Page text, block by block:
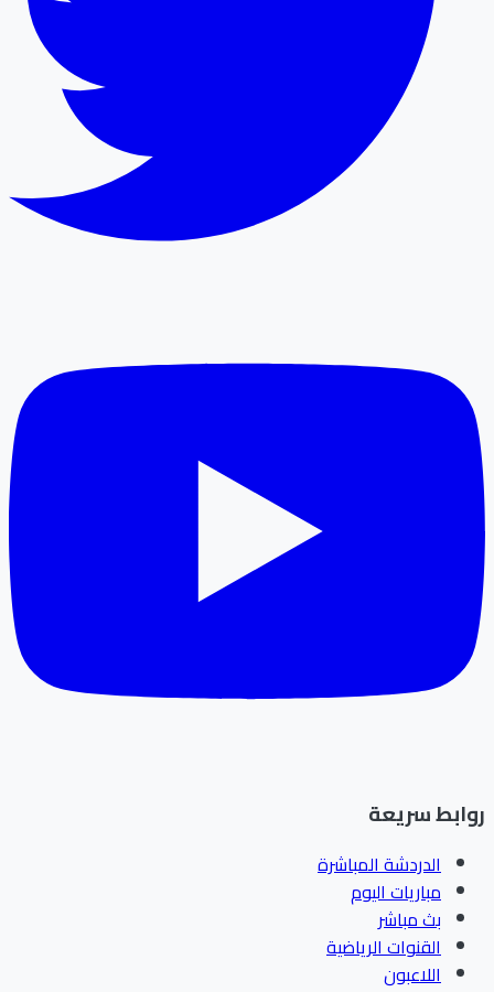
سريعة
الدردشة المباشرة
مباريات اليوم
بث مباشر
القنوات الرياضية
اللاعبون